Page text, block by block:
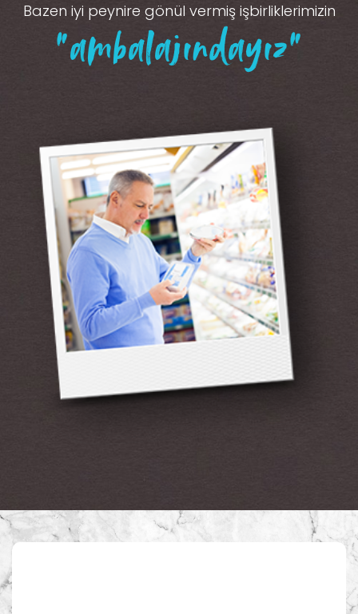
Bazen iyi peynire gönül vermiş işbirliklerimizin
“ambalajındayız”